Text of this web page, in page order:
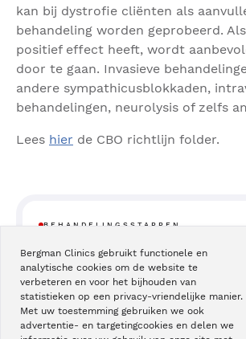
Bergman Clinics gebruikt functionele en
analytische cookies om de website te
verbeteren en voor het bijhouden van
statistieken op een privacy-vriendelijke manier.
Met uw toestemming gebruiken we ook
advertentie- en targetingcookies en delen we
kan bij dystrofie cliënten als
behandeling worden geprobeerd.
positief effect heeft, wordt
door te gaan. Invasieve
andere sympathicusblokkaden,
behandelingen, neurolysis of zelfs
Lees hier de CBO richtlijn folder.
BEHANDELINGSSTAPPEN
3 Onderzoek & diagnose